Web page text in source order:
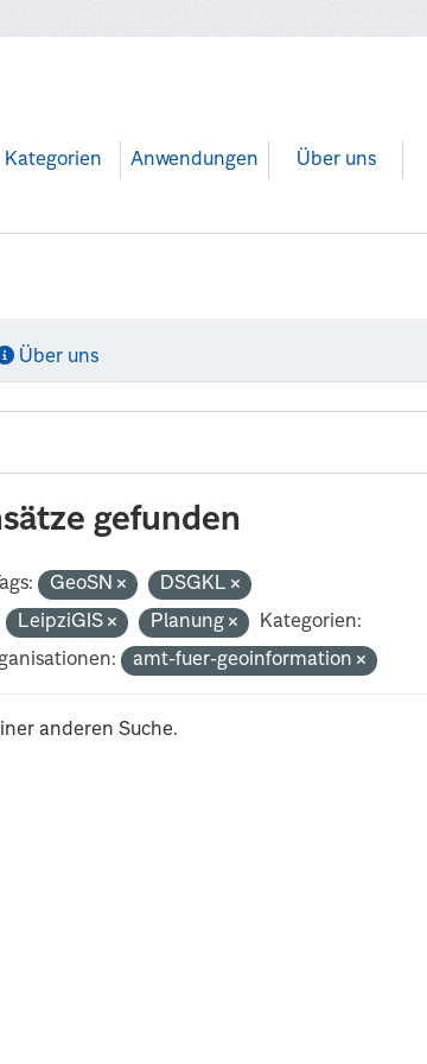
Kategorien Anwendungen Über uns
Über uns
gefunden
GeoSN
DSGKL
LeipziGIS Planung
Kategorien:
amt-fuer-geoinformation
anderen Suche.